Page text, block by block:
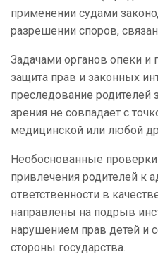
применении судами
разрешении споров,
Задачами органов опеки и
защита прав и законных
преследование родителей
зрения не совпадает с
медицинской или любой
Необоснованные
привлечения родителей к
ответственности в
направлены на подрыв
нарушением прав детей и
стороны государства.